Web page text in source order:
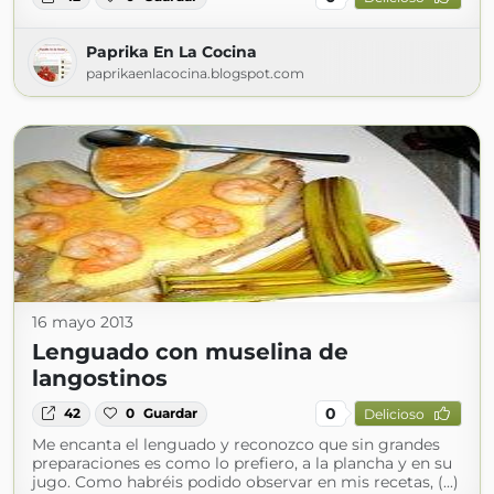
Paprika En La Cocina
paprikaenlacocina.blogspot.com
16 mayo 2013
Lenguado con muselina de
langostinos
42 0 Guardar 0 Delicioso
Me encanta el lenguado y reconozco que sin grandes
preparaciones es como lo prefiero, a la plancha y en su
jugo. Como habréis podido observar en mis recetas, (...)